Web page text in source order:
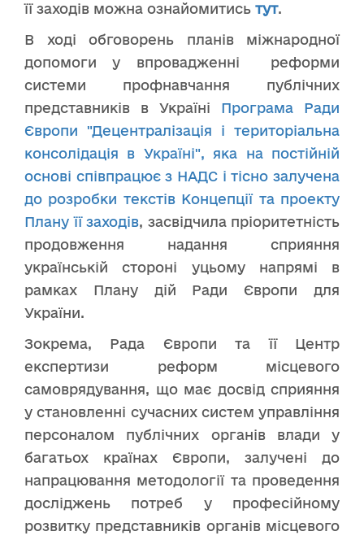
її заходів можна ознайомитись тут.
В ході обговорень планів міжнародної
допомоги у впровадженні реформи
системи профнавчання публічних
представників в Україні Програма Ради
Європи "Децентралізація і територіальна
консолідація в Україні", яка на постійній
основі співпрацює з НАДС і тісно залучена
до розробки текстів Концепції та проекту
Плану її заходів, засвідчила пріоритетність
продовження надання сприяння
українській стороні уцьому напрямі в
рамках Плану дій Ради Європи для
України.
Зокрема, Рада Європи та її Центр
експертизи реформ місцевого
самоврядування, що має досвід сприяння
у становленні сучасних систем управління
персоналом публічних органів влади у
багатьох країнах Європи, залучені до
напрацювання методології та проведення
досліджень потреб у професійному
розвитку представників органів місцевого